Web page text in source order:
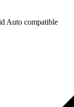
Auto compatible